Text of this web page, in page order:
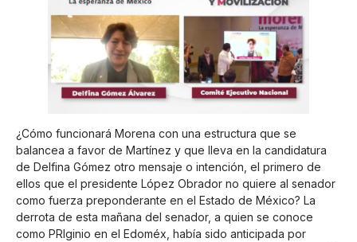
¿Cómo funcionará Morena con una estructura que se
balancea a favor de Martínez y que lleva en la candidatura
de Delfina Gómez otro mensaje o intención, el primero de
ellos que el presidente López Obrador no quiere al senador
como fuerza preponderante en el Estado de México? La
derrota de esta mañana del senador, a quien se conoce
como PRIginio en el Edoméx, había sido anticipada por